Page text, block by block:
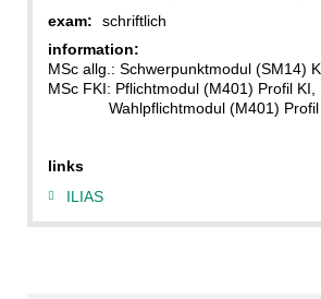
exam:
schriftlich
information:
MSc allg.: Schwerpunktmodul (SM14)
MSc FKI: Pflichtmodul (M401) Profil KI,
Wahlpflichtmodul (M401) Profil
links
ILIAS